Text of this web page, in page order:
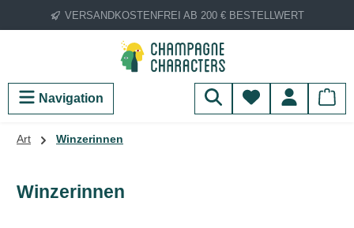
Zum Hauptinhalt springen
VERSANDKOSTENFREI AB 200 € BESTELLWERT
Navigation Du hast 0
Art Winzerinnen
Winzerinnen